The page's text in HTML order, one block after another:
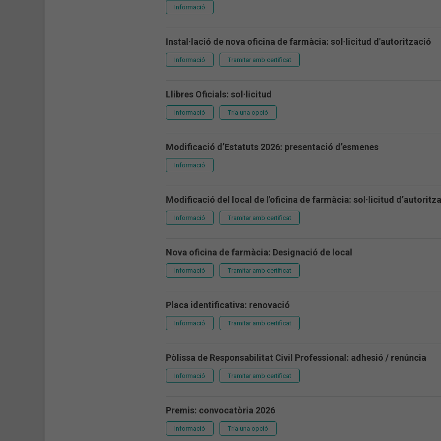
Informació
Instal·lació de nova oficina de farmàcia: sol·licitud d'autorització
Informació Tramitar amb certificat
Llibres Oficials: sol·licitud
Informació Tria una opció
Modificació d’Estatuts 2026: presentació d’esmenes
Informació
Modificació del local de l'oficina de farmàcia: sol·licitud
Informació Tramitar amb certificat
Nova oficina de farmàcia: Designació de local
Informació Tramitar amb certificat
Placa identificativa: renovació
Informació Tramitar amb certificat
Pòlissa de Responsabilitat Civil Professional: adhesió / renúncia
Informació Tramitar amb certificat
Premis: convocatòria 2026
Informació Tria una opció